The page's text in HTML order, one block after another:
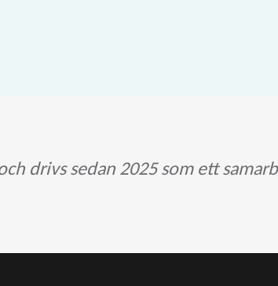
drivs sedan 2025 som ett